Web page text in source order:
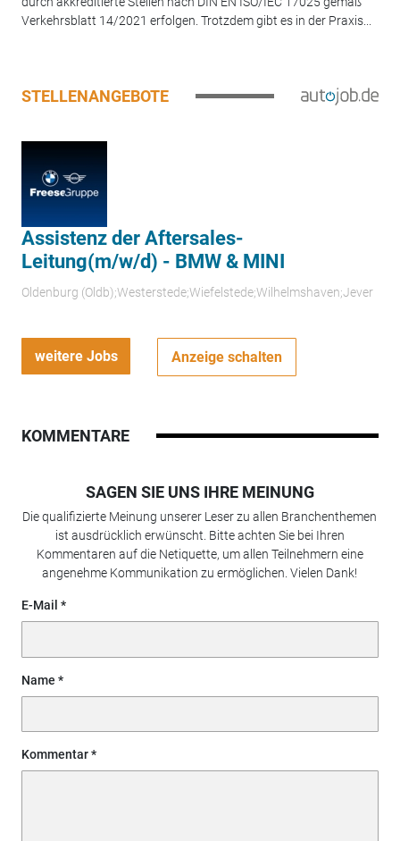
Verkehrsblatt 14/2021 erfolgen. Trotzdem gibt es in der Praxis...
STELLENANGEBOTE
Assistenz der Aftersales-
Leitung(m/w/d) - BMW & MINI
Oldenburg (Oldb);Westerstede;Wiefelstede;Wilhelmshaven;Jever
weitere Jobs Anzeige schalten
KOMMENTARE
SAGEN SIE UNS IHRE MEINUNG
Die qualifizierte Meinung unserer Leser zu allen Branchenthemen
ist ausdrücklich erwünscht. Bitte achten Sie bei Ihren
Kommentaren auf die Netiquette, um allen Teilnehmern eine
angenehme Kommunikation zu ermöglichen. Vielen Dank!
E-Mail
Name
Kommentar